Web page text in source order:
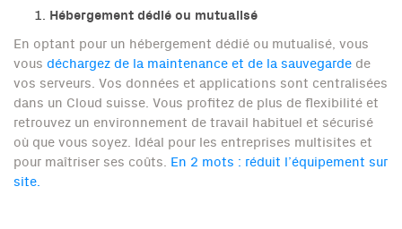
Hébergement dédié ou mutualisé
En optant pour un hébergement dédié ou mutualisé, vous
vous déchargez de la maintenance et de la sauvegarde de
vos serveurs. Vos données et applications sont centralisées
dans un Cloud suisse. Vous profitez de plus de flexibilité et
retrouvez un environnement de travail habituel et sécurisé
où que vous soyez. Idéal pour les entreprises multisites et
pour maîtriser ses coûts. En 2 mots : réduit l’équipement sur
site.